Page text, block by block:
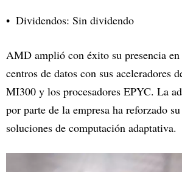
Dividendos: Sin dividendo
AMD amplió con éxito su presencia
centros de datos con sus aceleradores
MI300 y los procesadores EPYC. La
por parte de la empresa ha reforzado
soluciones de computación adaptativa.